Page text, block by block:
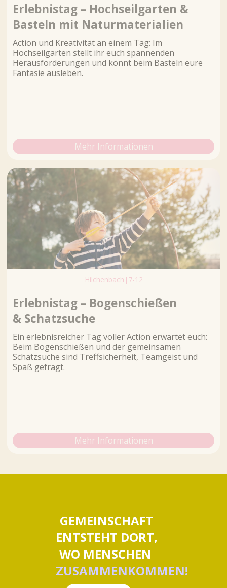
Erlebnistag – Hochseilgarten &
Basteln mit Naturmaterialien
Action und Kreativität an einem Tag: Im
Hochseilgarten stellt ihr euch spannenden
Herausforderungen und könnt beim Basteln eure
Fantasie ausleben.
Mehr Informationen
Hilchenbach | 7-12
Erlebnistag – Bogenschießen
& Schatzsuche
Ein erlebnisreicher Tag voller Action erwartet euch:
Beim Bogenschießen und der gemeinsamen
Schatzsuche sind Treffsicherheit, Teamgeist und
Spaß gefragt.
Mehr Informationen
GEMEINSCHAFT
ENTSTEHT DORT,
WO MENSCHEN
ZUSAMMENKOMMEN!